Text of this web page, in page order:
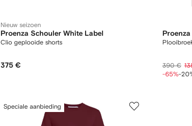
Nieuw seizoen
Proenza Schouler White Label
Clio geplooide shorts
375 € 390 €
-65%-
Speciale aanbieding